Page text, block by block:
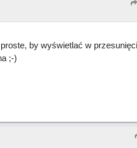
by wyświetlać w
;-)